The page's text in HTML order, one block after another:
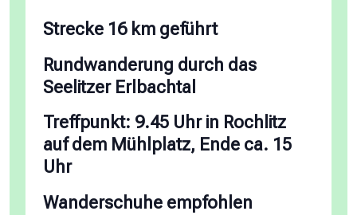
Strecke 16 km geführt
Rundwanderung durch das
Seelitzer Erlbachtal
Treffpunkt: 9.45 Uhr in Rochlitz
auf dem Mühlplatz, Ende ca. 15
Uhr
Wanderschuhe empfohlen